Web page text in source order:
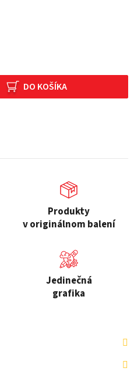
DO KOŠÍKA
Produkty
v originálnom balení
Jedinečná
grafika